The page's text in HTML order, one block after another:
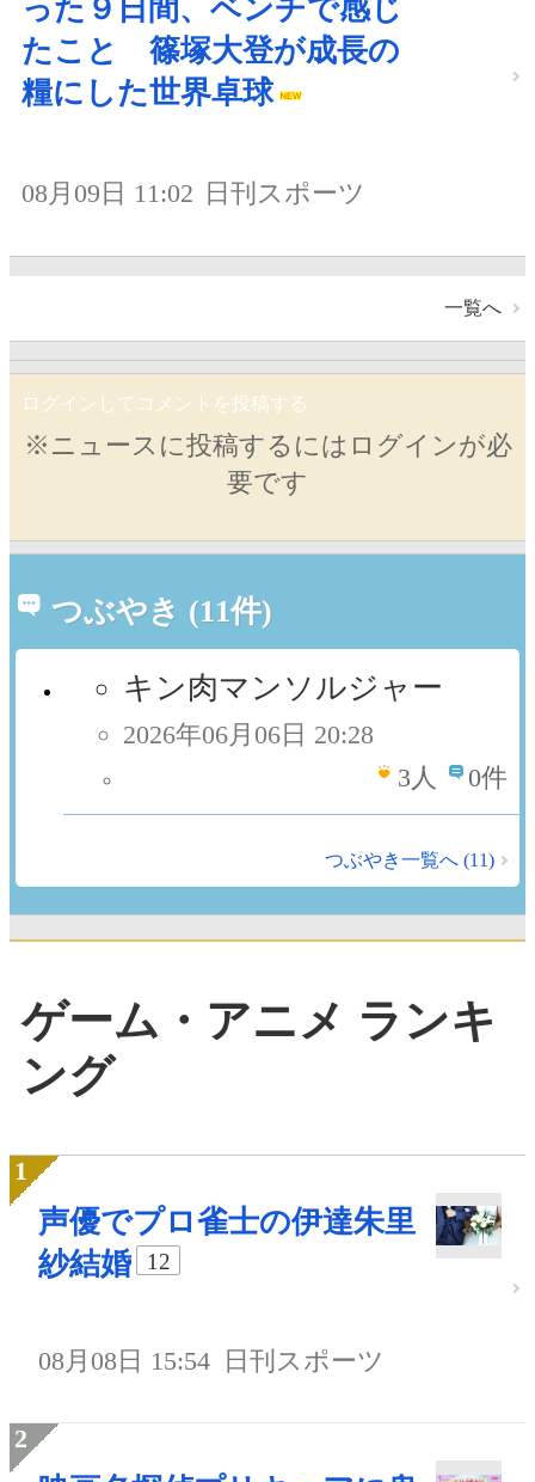
った９日間、ベンチで感じ
たこと 篠塚大登が成長の
糧にした世界卓球
08月09日 11:02 日刊スポーツ
一覧へ
ログインしてコメントを投稿する
※ニュースに投稿するにはログインが必
要です
つぶやき (11件)
キン肉マンソルジャー
2026年06月06日 20:28
3 人 0件
つぶやき一覧へ (11)
ゲーム・アニメ ランキ
ング
声優でプロ雀士の伊達朱里
紗結婚
12
08月08日 15:54 日刊スポーツ